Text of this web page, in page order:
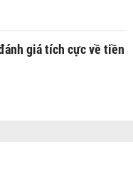
giá tích cực về tiền